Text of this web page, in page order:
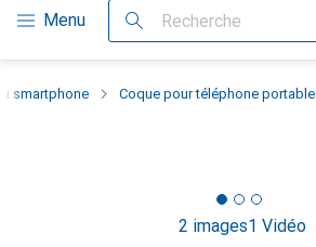
Navigation par catégorie
Menu Recherche
smartphone Coque pour téléphone portable
2 images1 Vidéo